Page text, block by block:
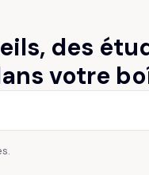
des
votre